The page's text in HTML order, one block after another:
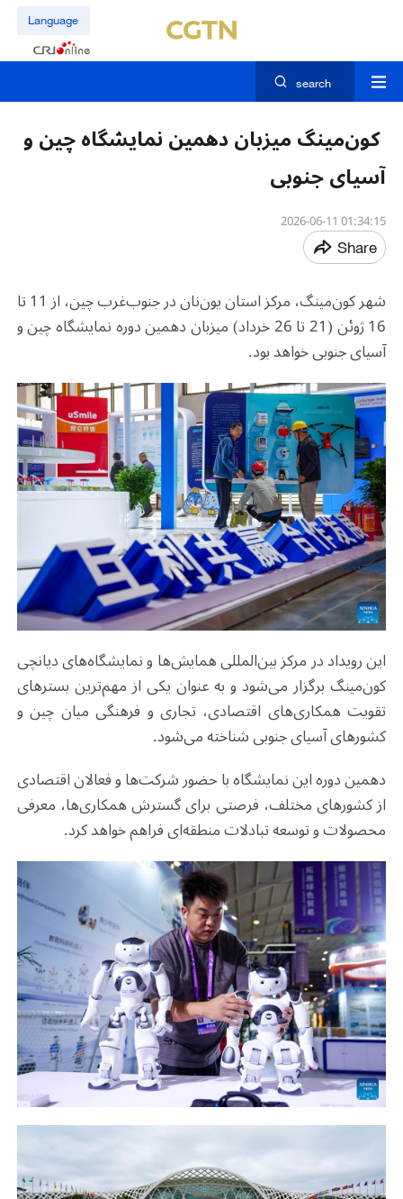
Language
search
کون‌مینگ میزبان دهمین نمایشگاه چین و
آسیای جنوبی
01:34:15 2026-06-11
Share
شهر کون‌مینگ، مرکز استان یون‌نان در جنوب‌غرب چین، از 11 تا
16 ژوئن (21 تا 26 خرداد) میزبان دهمین دوره نمایشگاه چین و
آسیای جنوبی خواهد بود.
این رویداد در مرکز بین‌المللی همایش‌ها و نمایشگاه‌های دیانچی
کون‌مینگ برگزار می‌شود و به عنوان یکی از مهم‌ترین بسترهای
تقویت همکاری‌های اقتصادی، تجاری و فرهنگی میان چین و
کشورهای آسیای جنوبی شناخته می‌شود.
دهمین دوره این نمایشگاه با حضور شرکت‌ها و فعالان اقتصادی
از کشورهای مختلف، فرصتی برای گسترش همکاری‌ها، معرفی
محصولات و توسعه تبادلات منطقه‌ای فراهم خواهد کرد.